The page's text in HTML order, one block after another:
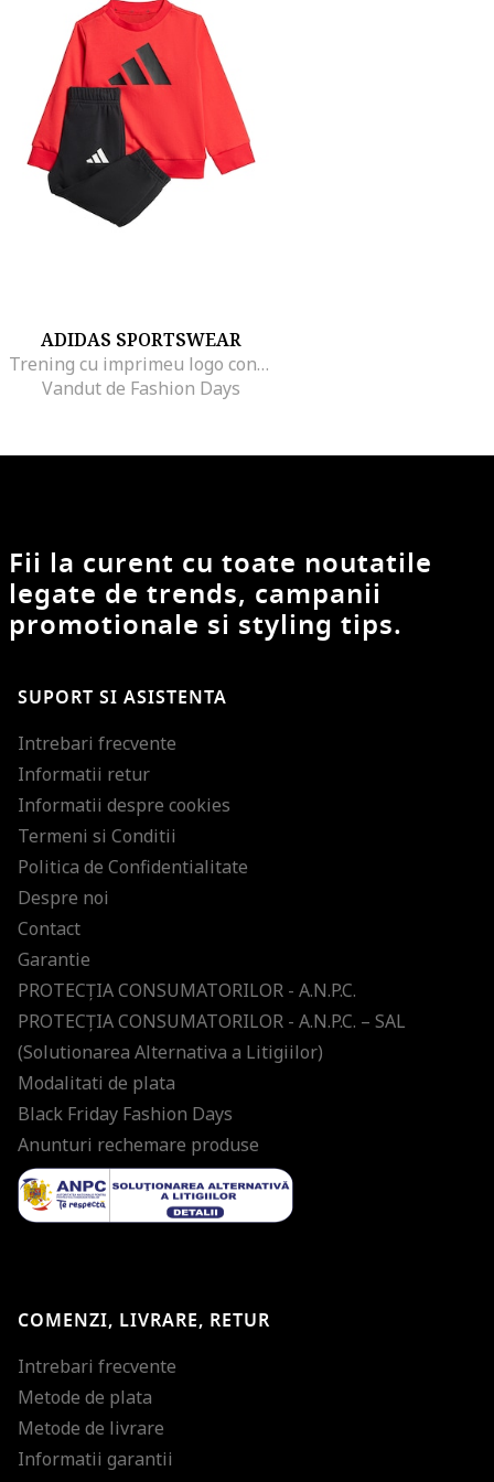
ADIDAS SPORTSWEAR
Trening cu imprimeu logo contrastant, Rosu/Negru
Vandut de Fashion Days
Fii la curent cu toate noutatile
legate de trends, campanii
promotionale si styling tips.
SUPORT SI ASISTENTA
Intrebari frecvente
Informatii retur
Informatii despre cookies
Termeni si Conditii
Politica de Confidentialitate
Despre noi
Contact
Garantie
PROTECŢIA CONSUMATORILOR - A.N.P.C.
PROTECŢIA CONSUMATORILOR - A.N.P.C. – SAL
(Solutionarea Alternativa a Litigiilor)
Modalitati de plata
Black Friday Fashion Days
Anunturi rechemare produse
COMENZI, LIVRARE, RETUR
Intrebari frecvente
Metode de plata
Metode de livrare
Informatii garantii